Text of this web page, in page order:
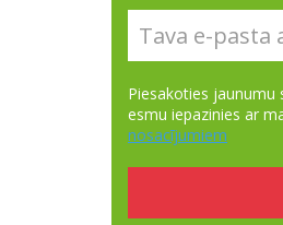
Piesakoties jaunumu
esmu iepazinies ar
nosacījumiem